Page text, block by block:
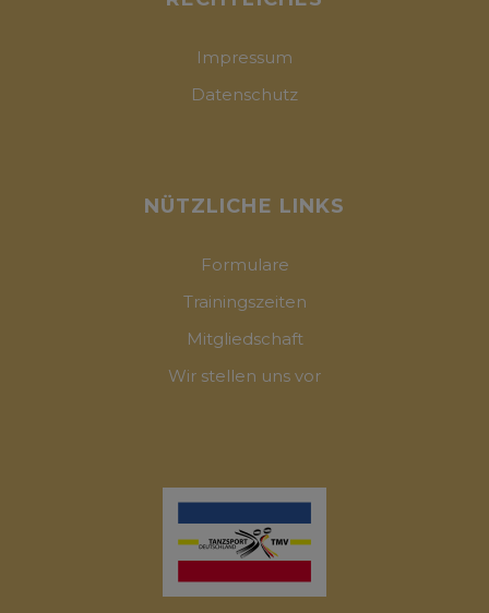
Impressum
Datenschutz
NÜTZLICHE LINKS
Formulare
Trainingszeiten
Mitgliedschaft
Wir stellen uns vor